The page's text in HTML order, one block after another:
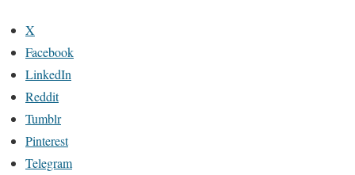
X
Facebook
LinkedIn
Reddit
Tumblr
Pinterest
Telegram